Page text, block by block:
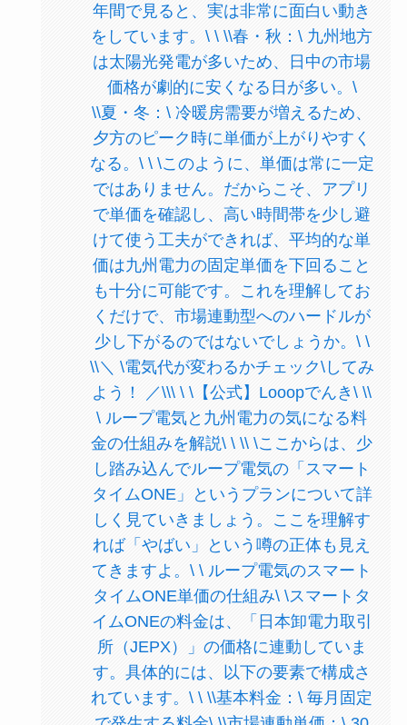
年間で見ると、実は非常に面白い動き
をしています。\ \ \\春・秋：\ 九州地方
は太陽光発電が多いため、日中の市場
価格が劇的に安くなる日が多い。\
\\夏・冬：\ 冷暖房需要が増えるため、
夕方のピーク時に単価が上がりやすく
なる。\ \ \このように、単価は常に一定
ではありません。だからこそ、アプリ
で単価を確認し、高い時間帯を少し避
けて使う工夫ができれば、平均的な単
価は九州電力の固定単価を下回ること
も十分に可能です。これを理解してお
くだけで、市場連動型へのハードルが
少し下がるのではないでしょうか。\ \
\\＼ \電気代が変わるかチェック\してみ
よう！ ／\\\ \ \【公式】Looopでんき\ \\
\ ループ電気と九州電力の気になる料
金の仕組みを解説\ \ \\ \ここからは、少
し踏み込んでループ電気の「スマート
タイムONE」というプランについて詳
しく見ていきましょう。ここを理解す
れば「やばい」という噂の正体も見え
てきますよ。\ \ ループ電気のスマート
タイムONE単価の仕組み\ \スマートタ
イムONEの料金は、「日本卸電力取引
所（JEPX）」の価格に連動していま
す。具体的には、以下の要素で構成さ
れています。\ \ \\基本料金：\ 毎月固定